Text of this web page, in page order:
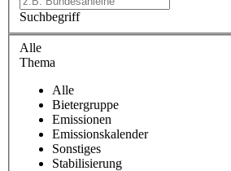
Suchbegriff
Alle
Thema
Alle
Bietergruppe
Emissionen
Emissionskalender
Sonstiges
Stabilisierung